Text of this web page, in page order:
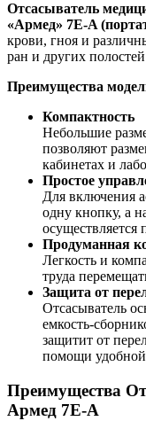
Отсасыватель
«Армед» 7Е-A
крови, гноя и
ран и других
Преимущества
Компактность
Небольшие
позволяют
кабинетах и
Простое
Для включения
одну кнопку, а
осуществляется
Продуманная
Легкость и
труда
Защита от
Отсасыватель
емкость-
защитит от
помощи
Преимущества
Армед 7Е-А